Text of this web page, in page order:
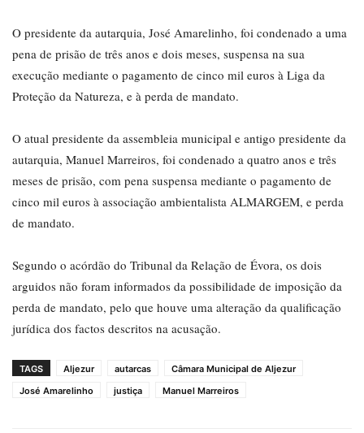
O presidente da autarquia, José Amarelinho, foi condenado a uma
pena de prisão de três anos e dois meses, suspensa na sua
execução mediante o pagamento de cinco mil euros à Liga da
Proteção da Natureza, e à perda de mandato.
O atual presidente da assembleia municipal e antigo presidente da
autarquia, Manuel Marreiros, foi condenado a quatro anos e três
meses de prisão, com pena suspensa mediante o pagamento de
cinco mil euros à associação ambientalista ALMARGEM, e perda
de mandato.
Segundo o acórdão do Tribunal da Relação de Évora, os dois
arguidos não foram informados da possibilidade de imposição da
perda de mandato, pelo que houve uma alteração da qualificação
jurídica dos factos descritos na acusação.
TAGS Aljezur autarcas
Câmara Municipal de Aljezur
José Amarelinho
justiça Manuel Marreiros